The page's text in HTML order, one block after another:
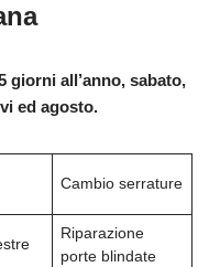
giorni all’anno, sabato,
ed agosto.
Cambio serrature
Riparazione
porte blindate